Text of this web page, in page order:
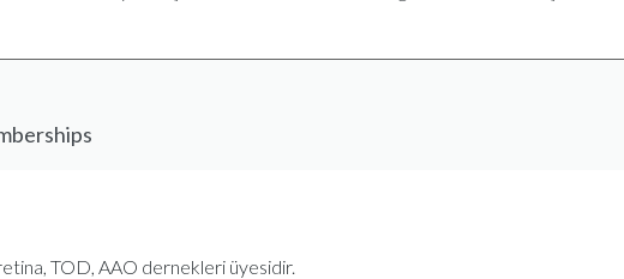
TOD, AAO dernekleri üyesidir.